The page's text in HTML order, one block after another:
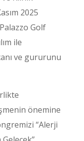
2025
Golf
ile
ve gururunu
önemine
“Alerji